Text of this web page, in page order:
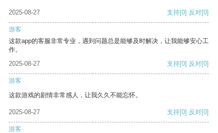
2025-08-27 支持[0] 反对[0]
游客
这款app的客服非常专业，遇到问题总是能够及时解决，让我能够安心工
作。
2025-08-27
支持[0] 反对[0]
游客
这款游戏的剧情非常感人，让我久久不能忘怀。
2025-08-27 支持[0] 反对[0]
游客